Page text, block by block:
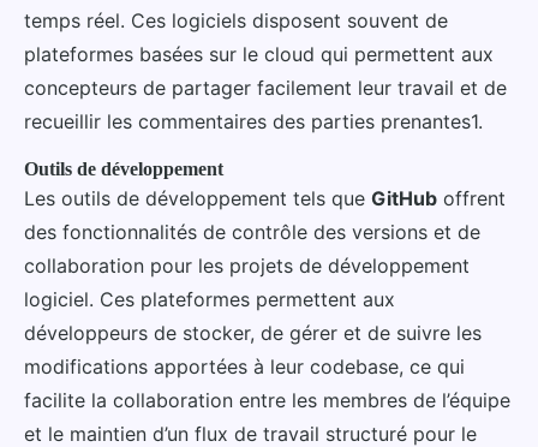
temps réel. Ces logiciels disposent souvent de
plateformes basées sur le cloud qui permettent aux
concepteurs de partager facilement leur travail et de
recueillir les commentaires des parties prenantes1.
Outils de développement
Les outils de développement tels que GitHub offrent
des fonctionnalités de contrôle des versions et de
collaboration pour les projets de développement
logiciel. Ces plateformes permettent aux
développeurs de stocker, de gérer et de suivre les
modifications apportées à leur codebase, ce qui
facilite la collaboration entre les membres de l’équipe
et le maintien d’un flux de travail structuré pour le